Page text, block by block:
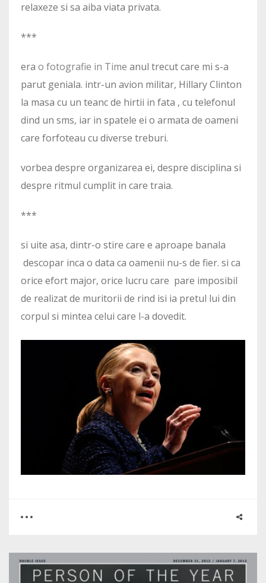
relaxeze si sa aiba viata privata.
***
era o fotografie in Time anul trecut care mi s-a
parut geniala. intr-un avion militar, Hillary Clinton
la masa cu un teanc de hirtii in fata , cu telefonul
dind un sms, iar in spatele ei o armata de oameni
care forfoteau cu diverse treburi.
vorbea despre organizarea ei, despre disciplina si
despre ritmul cumplit in care traia.
***
si uite asa, dintr-o stire care e aproape banala
descopar inca o data ca oamenii nu-s de fier. si ca
orice efort major, orice lucru care pare imposibil
de realizat de muritorii de rind isi ia pretul lui din
corpul si mintea celui care l-a dovedit.
2